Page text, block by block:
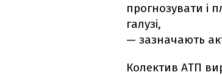
прогнозувати і
галузі,
— зазначають
Колектив АТП